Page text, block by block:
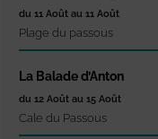
du 11 Août au 11 Août
Plage du passous
La Balade d’Anton
du 12 Août au 15 Août
Cale du Passous